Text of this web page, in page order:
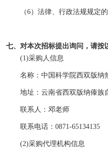
（6）法律、行政法规规定的
七、对本次招标提出询问，请按
(1)采购人信息
名称：中国科学院西双版纳
地址：云南省西双版纳傣族
联系人：邓老师
联系电话： 0871-65134135
(2)采购代理机构信息